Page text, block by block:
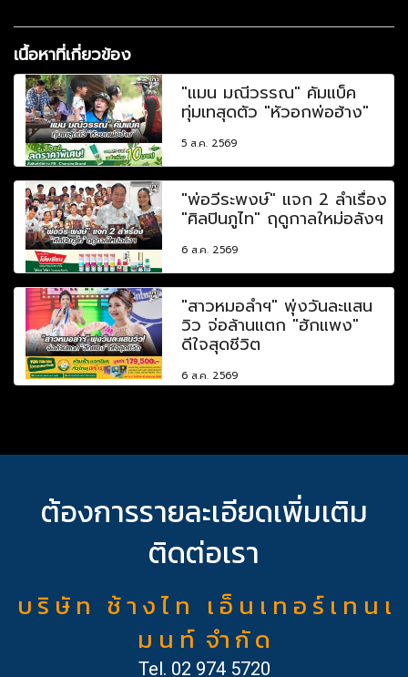
เนื้อหาที่เกี่ยวข้อง
"แมน มณีวรรณ" คัมแบ็ค
ทุ่มเทสุดตัว "หัวอกพ่อฮ้าง"
5 ส.ค. 2569
"พ่อวีระพงษ์" แจก 2 ลำเรื่อง
"ศิลปินภูไท" ฤดูกาลใหม่อลังฯ
6 ส.ค. 2569
"สาวหมอลำฯ" พุ่งวันละแสน
วิว จ่อล้านแตก "ฮักแพง"
ดีใจสุดชีวิต
6 ส.ค. 2569
ต้องการรายละเอียดเพิ่มเติม
ติดต่อเรา
บ ริ ษั ท ช้ า ง ไ ท เ อ็ น เ ท อ ร์ เ ท น เ
ม น ท์ จำ กั ด
Tel. 02 974 5720